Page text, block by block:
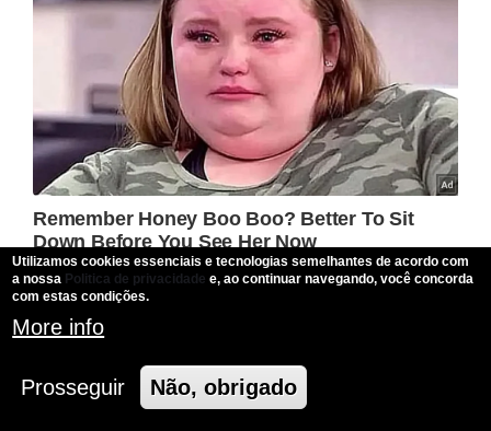
Utilizamos cookies essenciais e tecnologias semelhantes de acordo com
a nossa Politica de privacidade e, ao continuar navegando, você concorda
com estas condições.
More info
Prosseguir Não, obrigado